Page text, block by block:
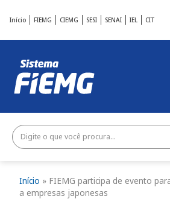
Início FIEMG CIEMG SESI SENAI IEL CIT
Início » FIEMG participa de evento
a empresas japonesas